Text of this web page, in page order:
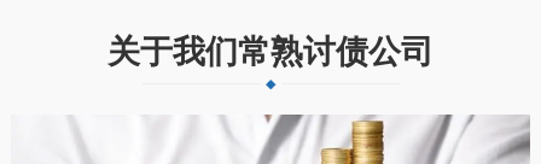
关于我们常熟讨债公司